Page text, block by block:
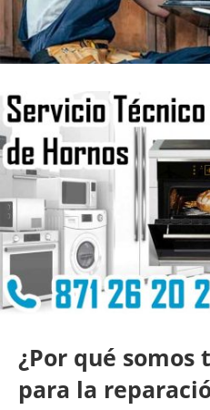
¿Por qué
para la